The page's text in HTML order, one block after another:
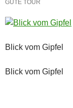
GUTE TOUR
Blick vom Gipfel
Blick vom Gipfel